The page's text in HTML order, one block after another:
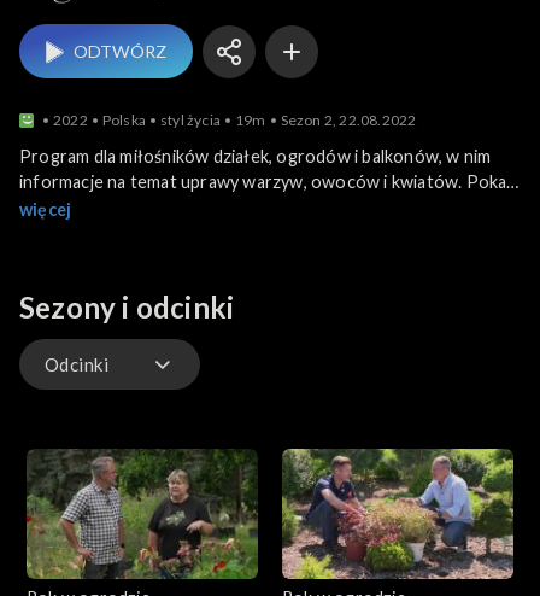
ODTWÓRZ
2022 Polska styl życia 19m Sezon 2, 22.08.2022
Program dla miłośników działek, ogrodów i balkonów, w nim
informacje na temat uprawy warzyw, owoców i kwiatów. Pokaz
nowych odmian i porady, jak osiągnąć na własnej działce
więcej
Sezony i odcinki
Odcinki
Extra